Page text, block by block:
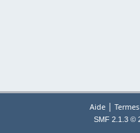
Aide|
SMF 2.1.3 ©